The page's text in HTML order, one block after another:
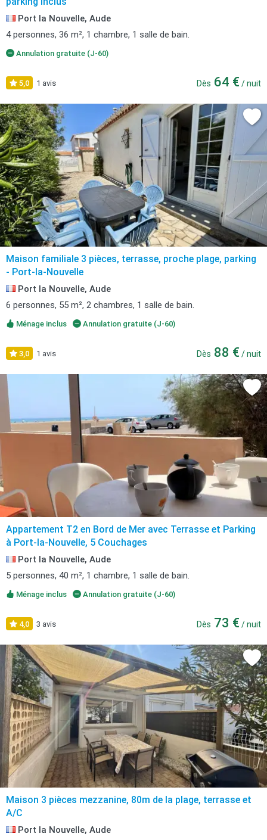
Port la Nouvelle, Aude
4 personnes, 36 m², 1 chambre, 1 salle de bain.
Annulation gratuite (J-60)
5,0 1 avis Dès 64 € / nuit
Maison familiale 3 pièces, terrasse, proche plage, parking
- Port-la-Nouvelle
Port la Nouvelle, Aude
6 personnes, 55 m², 2 chambres, 1 salle de bain.
Ménage inclus Annulation gratuite (J-60)
3,0 1 avis Dès 88 € / nuit
Appartement T2 en Bord de Mer avec Terrasse et Parking
à Port-la-Nouvelle, 5 Couchages
Port la Nouvelle, Aude
5 personnes, 40 m², 1 chambre, 1 salle de bain.
Ménage inclus Annulation gratuite (J-60)
4,0 3 avis Dès 73 € / nuit
Maison 3 pièces mezzanine, 80m de la plage, terrasse et
A/C
Port la Nouvelle, Aude